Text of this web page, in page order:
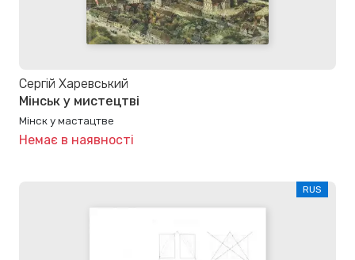
Сергій Харевський
Мінськ у мистецтві
Мінск у мастацтве
Немає в наявності
RUS